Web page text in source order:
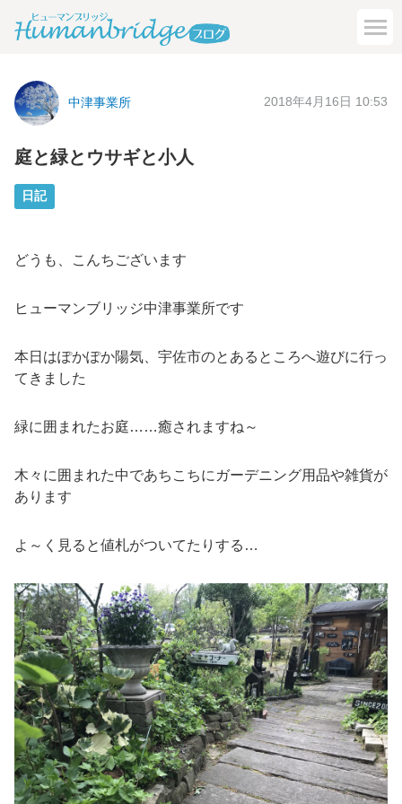
中津事業所 2018年4月16日 10:53
庭と緑とウサギと小人
日記
どうも、こんちございます
ヒューマンブリッジ中津事業所です
本日はぽかぽか陽気、宇佐市のとあるところへ遊びに行っ
てきました
緑に囲まれたお庭……癒されますね～
木々に囲まれた中であちこちにガーデニング用品や雑貨が
あります
よ～く見ると値札がついてたりする…